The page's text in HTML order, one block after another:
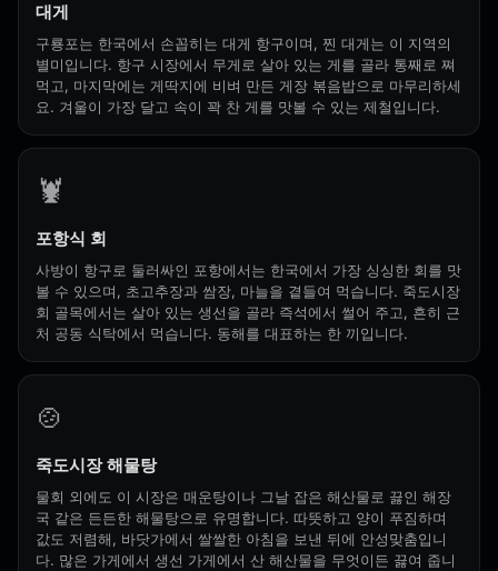
대게
구룡포는 한국에서 손꼽히는 대게 항구이며, 찐 대게는 이 지역의
별미입니다. 항구 시장에서 무게로 살아 있는 게를 골라 통째로 쪄
먹고, 마지막에는 게딱지에 비벼 만든 게장 볶음밥으로 마무리하세
요. 겨울이 가장 달고 속이 꽉 찬 게를 맛볼 수 있는 제철입니다.
🦞
포항식 회
사방이 항구로 둘러싸인 포항에서는 한국에서 가장 싱싱한 회를 맛
볼 수 있으며, 초고추장과 쌈장, 마늘을 곁들여 먹습니다. 죽도시장
회 골목에서는 살아 있는 생선을 골라 즉석에서 썰어 주고, 흔히 근
처 공동 식탁에서 먹습니다. 동해를 대표하는 한 끼입니다.
🍲
죽도시장 해물탕
물회 외에도 이 시장은 매운탕이나 그날 잡은 해산물로 끓인 해장
국 같은 든든한 해물탕으로 유명합니다. 따뜻하고 양이 푸짐하며
값도 저렴해, 바닷가에서 쌀쌀한 아침을 보낸 뒤에 안성맞춤입니
다. 많은 가게에서 생선 가게에서 산 해산물을 무엇이든 끓여 줍니